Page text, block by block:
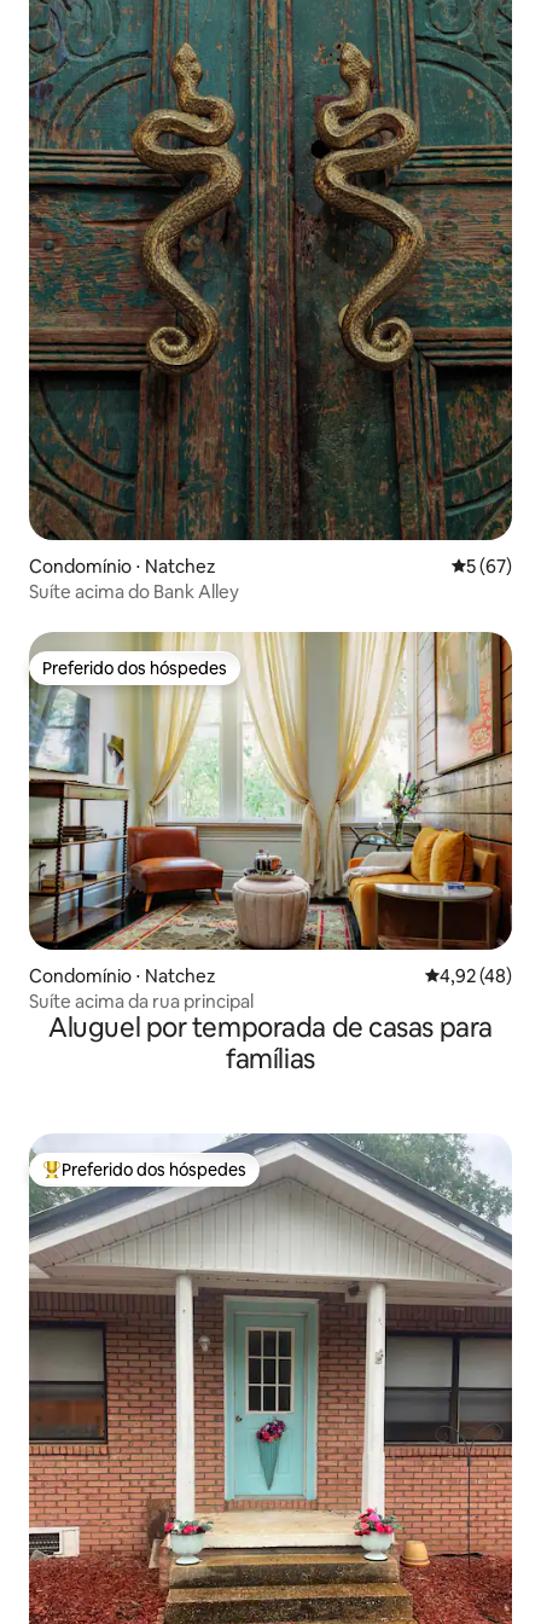
Condomínio ⋅ Natchez 5 de uma
5 (67)
Suíte acima do Bank Alley
Preferido dos hóspedes
Preferido dos hóspedes
Condomínio ⋅ Natchez 4,92 de uma
4,92 (48)
Suíte acima da rua principal
Aluguel por temporada de casas para
famílias
Entre os melhores preferidos dos hóspedes
Preferido dos hóspedes